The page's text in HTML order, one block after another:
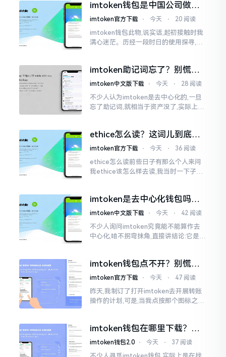
imtoken钱包是中国公司做的
吗？一文说清楚
imtoken官方下载 ⋅ 今天 ⋅ 20 阅读
imtoken钱包此物,说实话,起初接触时我
满心迷茫。历经一段时日的使用探寻,我
李鹏
imtoken助记词忘了？别慌，
这招能救你
imtoken中文版下载 ⋅ 今天 ⋅ 28 阅读
不少人认为imtoken是去中心化的,一旦
忘了助记词,就相当于资产没了,实际上这
于网络连接状态
ethice怎么读？这词儿到底念
啥，别搞错了
imtoken官方下载 ⋅ 今天 ⋅ 36 阅读
ethice怎么读前些日子有那么个人来问
我ethice该怎么样去读,我当时一下子就
呢拼写方面却少了一个字母
imtoken是去中心化钱包吗？
看完这篇不踩坑
imtoken中文版下载 ⋅ 今天 ⋅ 42 阅读
不少人询问imtoken究竟能不能算作去
中心化,咱不拐弯抹角,直接讲结论:它是一
imtoken钱包点不开？别慌，
试试这几招
imtoken官方下载 ⋅ 今天 ⋅ 47 阅读
昨天,我制订了打开imtoken去开展转账
操作的计划,可是,当我点按那个图标之后,
imtoken钱包在哪里下载？老
手教你几招避坑
imtoken钱包2.0 ⋅ 今天 ⋅ 37 阅读